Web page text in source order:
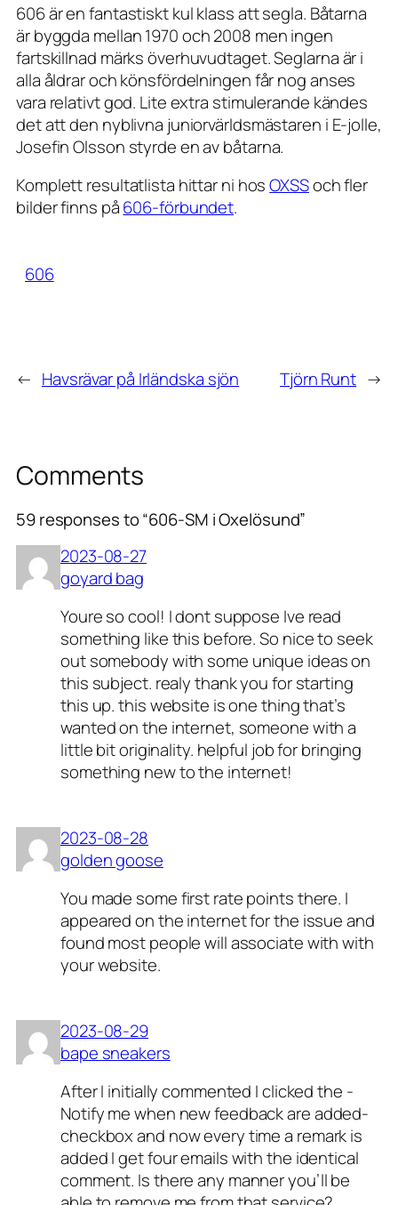
606 är en fantastiskt kul klass att segla. Båtarna
är byggda mellan 1970 och 2008 men ingen
fartskillnad märks överhuvudtaget. Seglarna är i
alla åldrar och könsfördelningen får nog anses
vara relativt god. Lite extra stimulerande kändes
det att den nyblivna juniorvärldsmästaren i E-jolle,
Josefin Olsson styrde en av båtarna.
Komplett resultatlista hittar ni hosOXSSoch fler
bilder finns på606-förbundet.
606
← Havsrävar på Irländska sjön Tjörn Runt →
Comments
59 responses to “606-SM i Oxelösund”
2023-08-27
goyard bag
Youre so cool! I dont suppose Ive read
something like this before. So nice to seek
out somebody with some unique ideas on
this subject. realy thank you for starting
this up. this website is one thing that’s
wanted on the internet, someone with a
little bit originality. helpful job for bringing
something new to the internet!
2023-08-28
golden goose
You made some first rate points there. I
appeared on the internet for the issue and
found most people will associate with with
your website.
2023-08-29
bape sneakers
After I initially commented I clicked the -
Notify me when new feedback are added-
checkbox and now every time a remark is
added I get four emails with the identical
comment. Is there any manner you’ll be